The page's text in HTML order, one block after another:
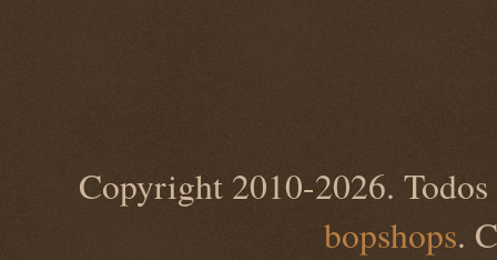
Copyright 2010-2026. Todos
bopshops.